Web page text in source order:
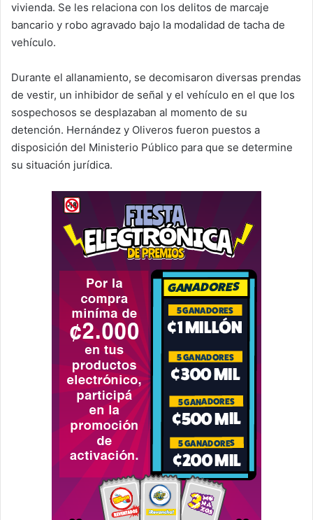
vivienda. Se les relaciona con los delitos de marcaje
bancario y robo agravado bajo la modalidad de tacha de
vehículo.
Durante el allanamiento, se decomisaron diversas prendas
de vestir, un inhibidor de señal y el vehículo en el que los
sospechosos se desplazaban al momento de su
detención. Hernández y Oliveros fueron puestos a
disposición del Ministerio Público para que se determine
su situación jurídica.